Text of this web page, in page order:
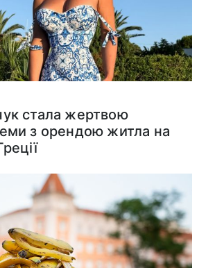
стала жертвою
з орендою житла на